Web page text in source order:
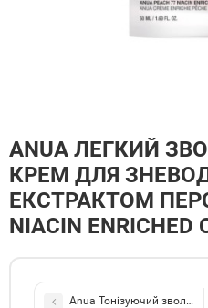
ANUA ЛЕГКИЙ
КРЕМ ДЛЯ
ЕКСТРАКТОМ
NIACIN
Anua Тонізуючий